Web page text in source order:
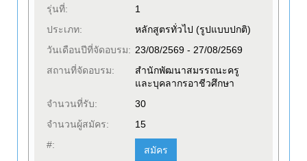
รุ่นที่:
1
ประเภท:
หลักสูตรทั่วไป (รูปแบบปกติ)
วันเดือนปีที่จัดอบรม: 23/08/2569 - 27/08/2569
สถานที่จัดอบรม:
สำนักพัฒนาสมรรถนะครู
และบุคลากรอาชีวศึกษา
จำนวนที่รับ:
30
จำนวนผู้สมัคร:
15
#:
สมัคร